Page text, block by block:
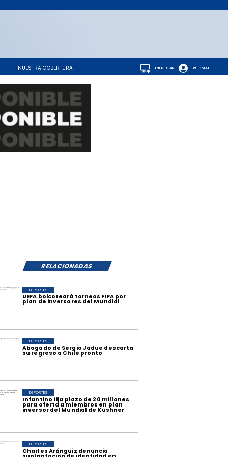
NUESTRA COBERTURA WEBMAIL
INGRESAR
RELACIONADAS
UEFA boicoteará torneos FIFA por
plan de inversores del Mundial
DEPORTES
Abogado de Sergio Jadue descarta
su regreso a Chile pronto
DEPORTES
Infantino fija plazo de 20 millones
para oferta a miembros en plan
inversor del Mundial de Kushner
DEPORTES
Charles Aránguiz denuncia
DEPORTES